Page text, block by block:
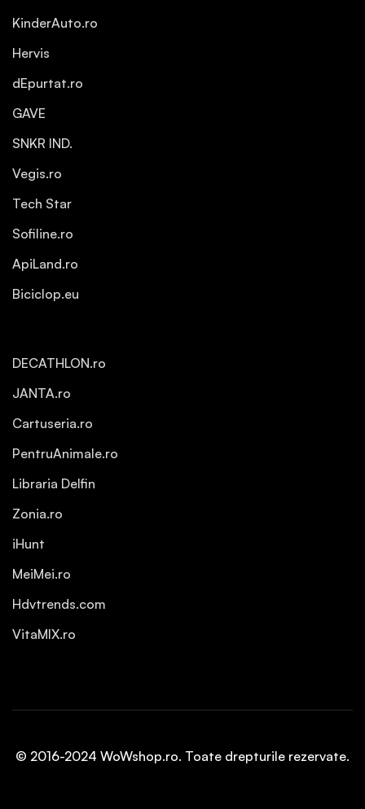
KinderAuto.ro
Hervis
dEpurtat.ro
GAVE
SNKR IND.
Vegis.ro
Tech Star
Sofiline.ro
ApiLand.ro
Biciclop.eu
DECATHLON.ro
JANTA.ro
Cartuseria.ro
PentruAnimale.ro
Libraria Delfin
Zonia.ro
iHunt
MeiMei.ro
Hdvtrends.com
VitaMIX.ro
© 2016-2024 WoWshop.ro. Toate drepturile rezervate.